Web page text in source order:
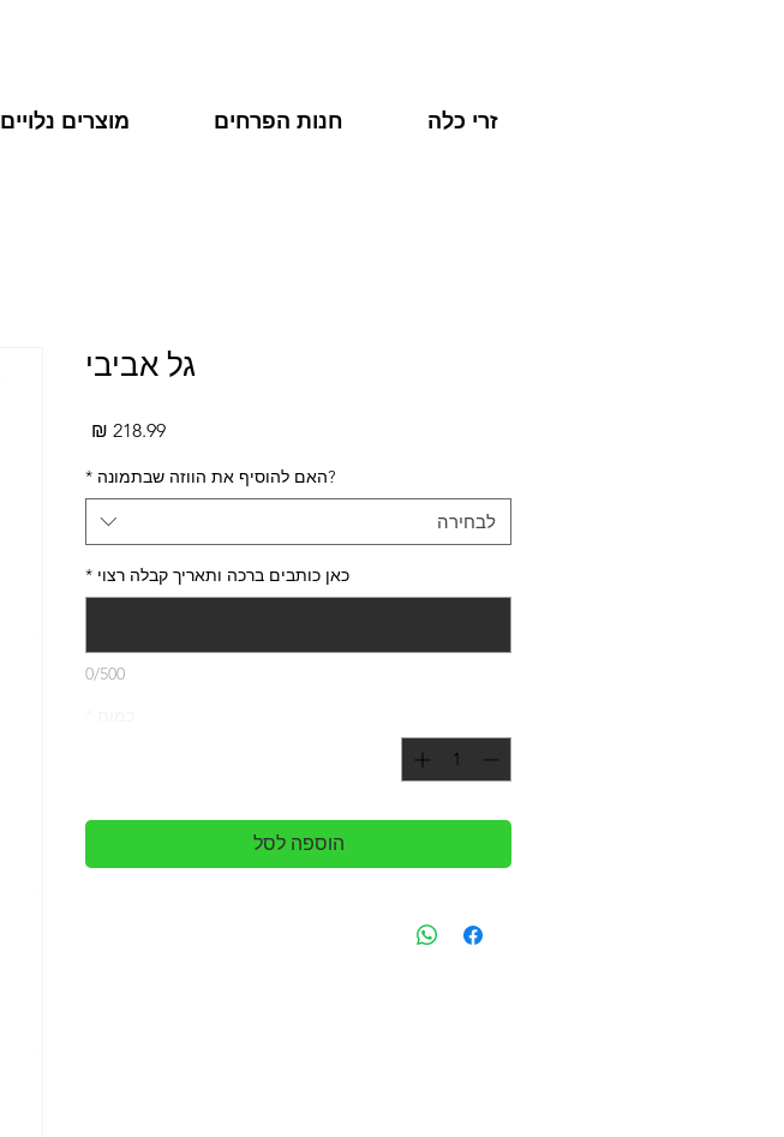
זרי כלה חנות הפרחים מוצרים נלויים
גל אביבי
?האם להוסיף את הווזה שבתמונה *
לבחירה
כאן כותבים ברכה ותאריך קבלה רצוי *
0/500
הוספה לסל